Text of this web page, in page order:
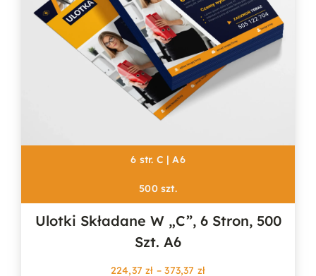
6 str. C | A6
500 szt.
Ulotki Składane W „c”, 6 Stron, 500
Szt. A6
224,37zł – 373,37 złZakres